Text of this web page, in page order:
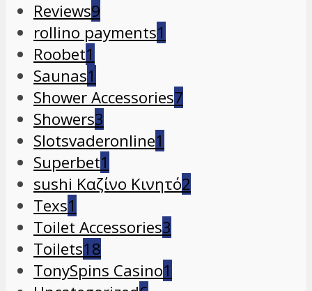
Reviews9
rollino payments1
Roobet1
Saunas1
Shower Accessories7
Showers3
Slotsvaderonline1
Superbet1
sushi Καζίνο Κινητό2
Texs1
Toilet Accessories3
Toilets18
TonySpins Casino1